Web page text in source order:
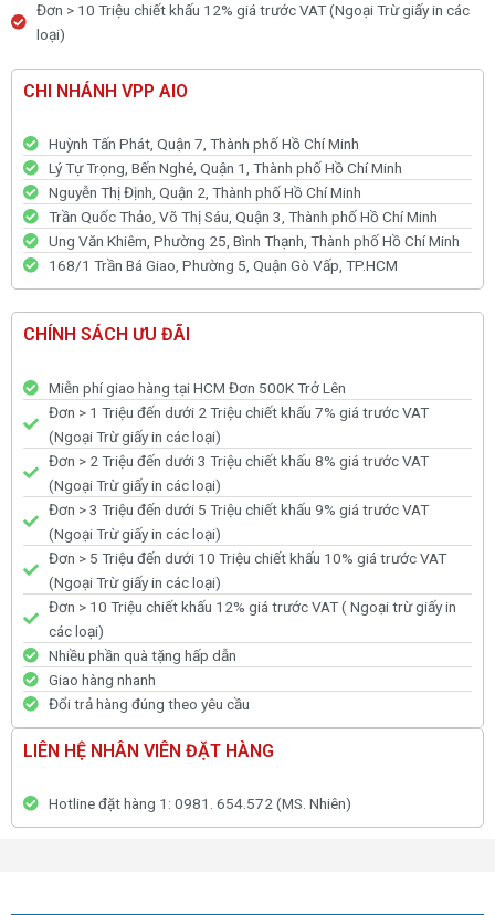
Đơn > 10 Triệu chiết khấu 12% giá trước VAT (Ngoại Trừ giấy in các
loại)
CHI NHÁNH VPP AIO
Huỳnh Tấn Phát, Quận 7, Thành phố Hồ Chí Minh
Lý Tự Trọng, Bến Nghé, Quận 1, Thành phố Hồ Chí Minh
Nguyễn Thị Định, Quận 2, Thành phố Hồ Chí Minh
Trần Quốc Thảo, Võ Thị Sáu, Quận 3, Thành phố Hồ Chí Minh
Ung Văn Khiêm, Phường 25, Bình Thạnh, Thành phố Hồ Chí Minh
168/1 Trần Bá Giao, Phường 5, Quận Gò Vấp, TP.HCM
CHÍNH SÁCH ƯU ĐÃI
Miễn phí giao hàng tại HCM Đơn 500K Trở Lên
Đơn > 1 Triệu đến dưới 2 Triệu chiết khấu 7% giá trước VAT
(Ngoại Trừ giấy in các loại)
Đơn > 2 Triệu đến dưới 3 Triệu chiết khấu 8% giá trước VAT
(Ngoại Trừ giấy in các loại)
Đơn > 3 Triệu đến dưới 5 Triệu chiết khấu 9% giá trước VAT
(Ngoại Trừ giấy in các loại)
Đơn > 5 Triệu đến dưới 10 Triệu chiết khấu 10% giá trước VAT
(Ngoại Trừ giấy in các loại)
Đơn > 10 Triệu chiết khấu 12% giá trước VAT ( Ngoại trừ giấy in
các loại)
Nhiều phần quà tặng hấp dẫn
Giao hàng nhanh
Đổi trả hàng đúng theo yêu cầu
LIÊN HỆ NHÂN VIÊN ĐẶT HÀNG
Hotline đặt hàng 1: 0981. 654.572 (MS. Nhiên)